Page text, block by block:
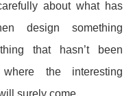
about what has
design something
that hasn’t been
the interesting
surely come.